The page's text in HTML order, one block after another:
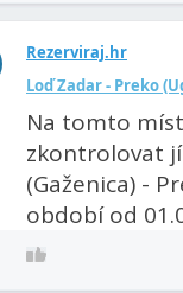
Rezerviraj.hr
Loď Zadar - Preko
Na tomto
zkontrolovat
(Gaženica) -
období od